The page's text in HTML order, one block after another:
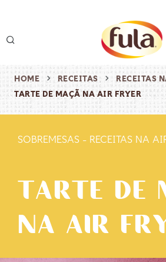
produtos
receitas
HOME RECEITAS
RECEITAS
TARTE DE MAÇÃ NA AIR FRYER
SOBREMESAS - RECEITAS NA
TARTE DE
NA AIR